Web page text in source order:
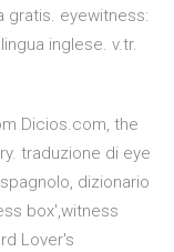
gratis. eyewitness:
inglese. v.tr.
Dicios.com, the
traduzione di eye
dizionario
box',witness
Lover's